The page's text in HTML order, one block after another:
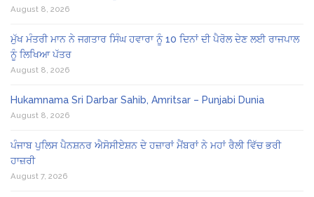
August 8, 2026
ਮੁੱਖ ਮੰਤਰੀ ਮਾਨ ਨੇ ਜਗਤਾਰ ਸਿੰਘ ਹਵਾਰਾ ਨੂੰ 10 ਦਿਨਾਂ ਦੀ ਪੈਰੋਲ ਦੇਣ ਲਈ ਰਾਜਪਾਲ
ਨੂੰ ਲਿਖਿਆ ਪੱਤਰ
August 8, 2026
Hukamnama Sri Darbar Sahib, Amritsar – Punjabi Dunia
August 8, 2026
ਪੰਜਾਬ ਪੁਲਿਸ ਪੈਨਸ਼ਨਰ ਐਸੋਸੀਏਸ਼ਨ ਦੇ ਹਜ਼ਾਰਾਂ ਮੈਂਬਰਾਂ ਨੇ ਮਹਾਂ ਰੈਲੀ ਵਿੱਚ ਭਰੀ
ਹਾਜ਼ਰੀ
August 7, 2026